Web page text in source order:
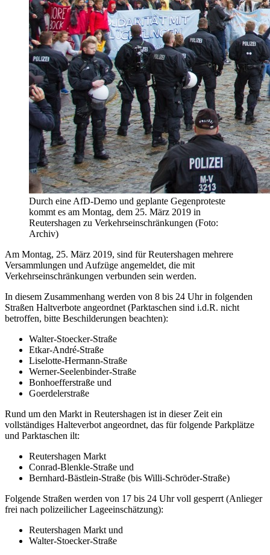
Durch eine AfD-Demo und geplante Gegenproteste
kommt es am Montag, dem 25. März 2019 in
Reutershagen zu Verkehrseinschränkungen (Foto:
Archiv)
Am Montag, 25. März 2019, sind für Reutershagen mehrere
Versammlungen und Aufzüge angemeldet, die mit
Verkehrseinschränkungen verbunden sein werden.
In diesem Zusammenhang werden von 8 bis 24 Uhr in folgenden
Straßen Haltverbote angeordnet (Parktaschen sind i.d.R. nicht
betroffen, bitte Beschilderungen beachten):
Walter-Stoecker-Straße
Etkar-André-Straße
Liselotte-Hermann-Straße
Werner-Seelenbinder-Straße
Bonhoefferstraße und
Goerdelerstraße
Rund um den Markt in Reutershagen ist in dieser Zeit ein
vollständiges Halteverbot angeordnet, das für folgende Parkplätze
und Parktaschen ilt:
Reutershagen Markt
Conrad-Blenkle-Straße und
Bernhard-Bästlein-Straße (bis Willi-Schröder-Straße)
Folgende Straßen werden von 17 bis 24 Uhr voll gesperrt (Anlieger
frei nach polizeilicher Lageeinschätzung):
Reutershagen Markt und
Walter-Stoecker-Straße